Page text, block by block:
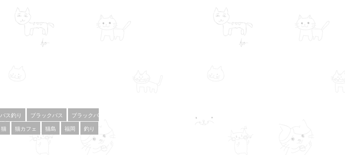
バス釣り ブラックバス
ブラックバ
猫 猫カフェ 猫島 福岡
釣り